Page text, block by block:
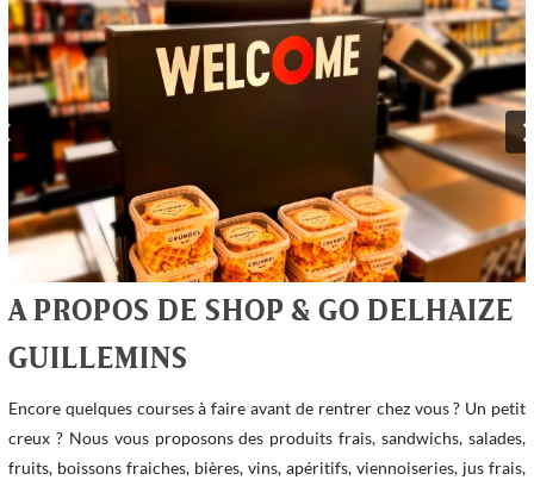
A PROPOS DE SHOP & GO DELHAIZE
GUILLEMINS
Encore quelques courses à faire avant de rentrer chez vous ? Un petit
creux ? Nous vous proposons des produits frais, sandwichs, salades,
fruits, boissons fraiches, bières, vins, apéritifs, viennoiseries, jus frais,